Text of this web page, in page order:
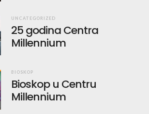
UNCATEGORIZED
25 godina Centra
Millennium
BIOSKOP
Bioskop u Centru
Millennium